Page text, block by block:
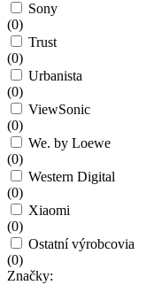
Sony
(0)
Trust
(0)
Urbanista
(0)
ViewSonic
(0)
We. by Loewe
(0)
Western Digital
(0)
Xiaomi
(0)
Ostatní výrobcovia
(0)
Značky: